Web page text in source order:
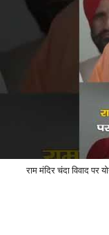
राम मंदिर चंदा विवाद